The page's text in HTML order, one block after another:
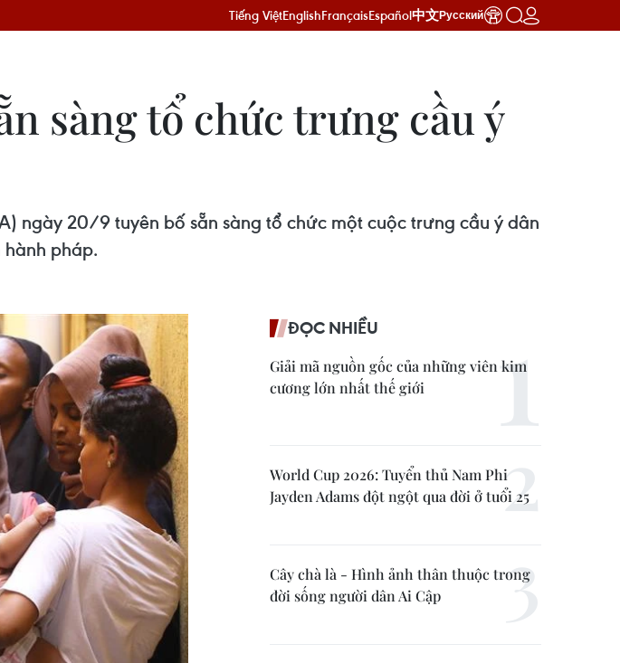
Tiếng ViệtEnglishFrançaisEspañol中文Русский
sàng tổ chức trưng cầu ý
ngày 20/9 tuyên bố sẵn sàng tổ chức một cuộc trưng cầu ý dân
pháp.
ĐỌC NHIỀU
Giải mã nguồn gốc của những viên kim
cương lớn nhất thế giới
World Cup 2026: Tuyển thủ Nam Phi
Jayden Adams đột ngột qua đời ở tuổi 25
Cây chà là - Hình ảnh thân thuộc trong
đời sống người dân Ai Cập